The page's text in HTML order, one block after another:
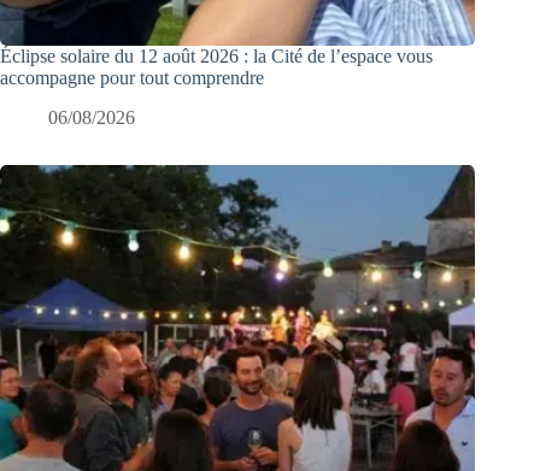
Éclipse solaire du 12 août 2026 : la Cité de l’espace vous
accompagne pour tout comprendre
06/08/2026